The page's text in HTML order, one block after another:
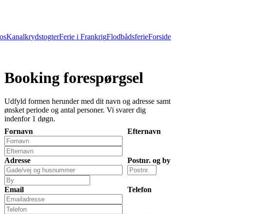
KanalkrydstogterFerie i FrankrigFlodbådsferieForside
Booking forespørgsel
Udfyld formen herunder med dit navn og adresse samt
ønsket periode og antal personer. Vi svarer dig
indenfor 1 døgn.
Fornavn
Efternavn
Adresse Postnr. og by
Email Telefon